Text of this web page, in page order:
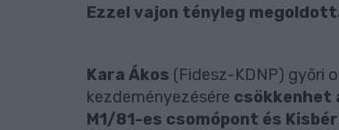
Ezzel vajon tényleg
Kara Ákos (Fidesz-KDNP) győri
kezdeményezésére csökkenhet
M1/81-es csomópont és